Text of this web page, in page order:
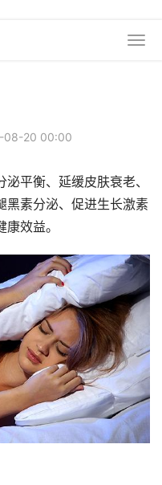
08-20 00:00
平衡、延缓皮肤衰老、
黑素分泌、促进生长激素
效益。